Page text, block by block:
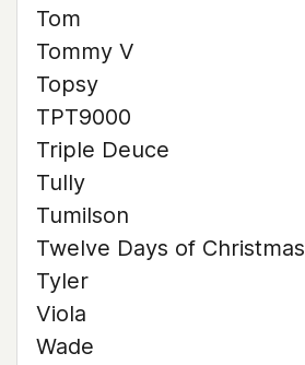
Tom
Tommy V
Topsy
TPT9000
Triple Deuce
Tully
Tumilson
Twelve Days of Christmas
Tyler
Viola
Wade